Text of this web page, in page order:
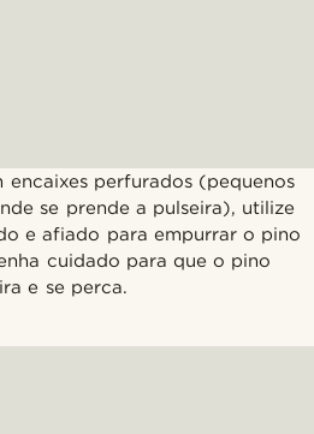
encaixes perfurados (pequenos
se prende a pulseira), utilize
e afiado para empurrar o pino
cuidado para que o pino
e se perca.